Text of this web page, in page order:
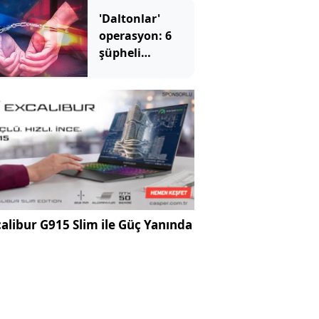
'Daltonlar'
operasyon: 6
şüpheli
G915 Slim ile Güç Yanında